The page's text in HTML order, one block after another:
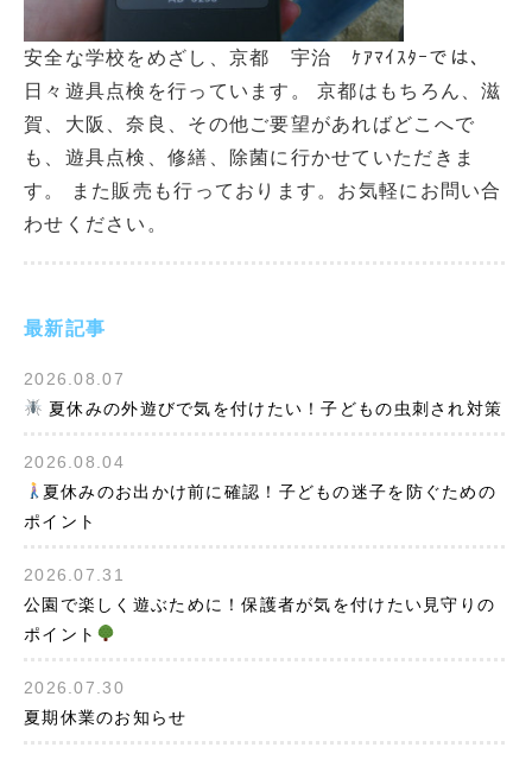
最新記事
2026.08.07
夏休みの外遊びで気を付けたい！子どもの虫刺され対策
2026.08.04
夏休みのお出かけ前に確認！子どもの迷子を防ぐための
ポイント
2026.07.31
公園で楽しく遊ぶために！保護者が気を付けたい見守りの
ポイント
2026.07.30
夏期休業のお知らせ
安全な学校をめざし、京都 宇治 ｹｱﾏｲｽﾀｰでは、
日々遊具点検を行っています。 京都はもちろん、滋
賀、大阪、奈良、その他ご要望があればどこへで
も、遊具点検、修繕、除菌に行かせていただきま
す。 また販売も行っております。お気軽にお問い合
わせください。